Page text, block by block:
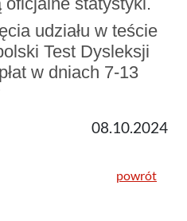
udziału w teście
Test Dysleksji
w dniach 7-13
08.10.2024
powrót